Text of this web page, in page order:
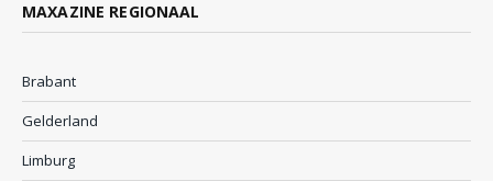
MAXAZINE REGIONAAL
Brabant
Gelderland
Limburg